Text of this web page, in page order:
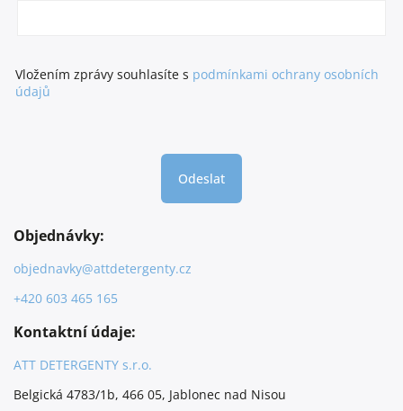
Vložením zprávy souhlasíte s podmínkami ochrany osobních
údajů
Odeslat
Objednávky:
objednavky@attdetergenty.cz
+420 603 465 165
Kontaktní údaje:
ATT DETERGENTY s.r.o.
Belgická 4783/1b, 466 05, Jablonec nad Nisou